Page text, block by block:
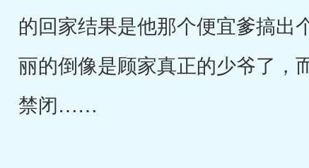
的回家结果是他那个便宜爹搞出
丽的倒像是顾家真正的少爷了，
禁闭……